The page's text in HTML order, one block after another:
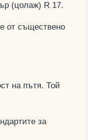
(цолаж) R 17.
от съществено
на пътя. Той
за